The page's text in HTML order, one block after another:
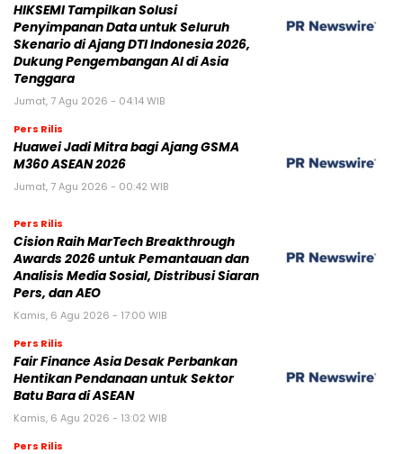
HIKSEMI Tampilkan Solusi
Penyimpanan Data untuk Seluruh
Skenario di Ajang DTI Indonesia 2026,
Dukung Pengembangan AI di Asia
Tenggara
Jumat, 7 Agu 2026 - 04:14 WIB
Pers Rilis
Huawei Jadi Mitra bagi Ajang GSMA
M360 ASEAN 2026
Jumat, 7 Agu 2026 - 00:42 WIB
Pers Rilis
Cision Raih MarTech Breakthrough
Awards 2026 untuk Pemantauan dan
Analisis Media Sosial, Distribusi Siaran
Pers, dan AEO
Kamis, 6 Agu 2026 - 17:00 WIB
Pers Rilis
Fair Finance Asia Desak Perbankan
Hentikan Pendanaan untuk Sektor
Batu Bara di ASEAN
Kamis, 6 Agu 2026 - 13:02 WIB
Pers Rilis